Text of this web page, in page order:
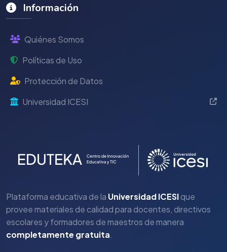
Información
Quiénes Somos
Políticas de Uso
Protección de Datos
Universidad ICESI
Plataforma educativa de la Universidad ICESIque
provee materiales de calidad para docentes, directivos
escolares y formadores de maestros de manera
completamente gratuita.